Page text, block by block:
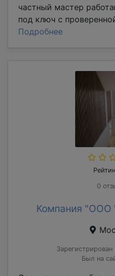
частный мастер
под ключ с
Подробнее
0
Компания "ООО
Зарегистрирован
Был на